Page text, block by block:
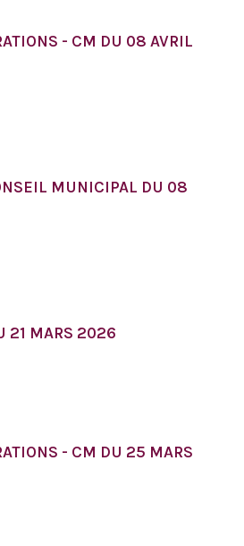
- CM DU 08 AVRIL
MUNICIPAL DU 08
21 MARS 2026
- CM DU 25 MARS